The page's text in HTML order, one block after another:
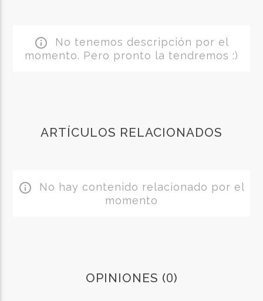
info_outline No tenemos descripción por el
momento. Pero pronto la tendremos :)
ARTÍCULOS RELACIONADOS
info_outline No hay contenido relacionado por el
momento
OPINIONES (0)